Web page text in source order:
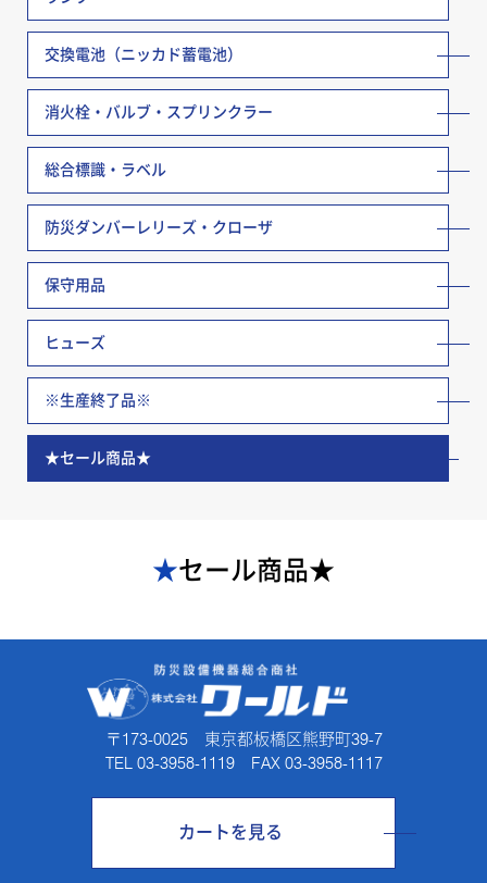
交換電池（ニッカド蓄電池）
消火栓・バルブ・スプリンクラー
総合標識・ラベル
防災ダンバーレリーズ・クローザ
保守用品
ヒューズ
※生産終了品※
★セール商品★
★セール商品★
〒173-0025 東京都板橋区熊野町39-7
TEL 03-3958-1119 FAX 03-3958-1117
カートを見る